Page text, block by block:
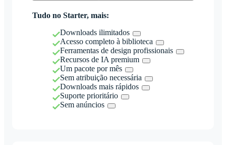
Tudo no Starter, mais:
Downloads ilimitados
Acesso completo à biblioteca
Ferramentas de design profissionais
Recursos de IA premium
Um pacote por mês
Sem atribuição necessária
Downloads mais rápidos
Suporte prioritário
Sem anúncios